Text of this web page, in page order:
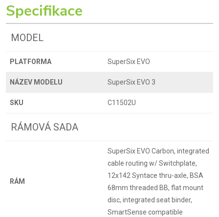
Specifikace
MODEL
PLATFORMA SuperSix EVO
NÁZEV MODELU SuperSix EVO 3
SKU C11502U
RÁMOVÁ SADA
RÁM
SuperSix EVO Carbon, integrated
cable routing w/ Switchplate,
12x142 Syntace thru-axle, BSA
68mm threaded BB, flat mount
disc, integrated seat binder,
SmartSense compatible